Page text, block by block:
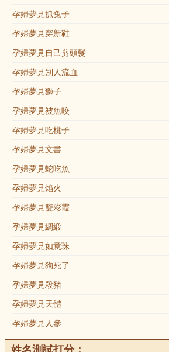
孕婦夢見抓兔子
孕婦夢見穿新鞋
孕婦夢見自己剪頭髮
孕婦夢見別人流血
孕婦夢見獅子
孕婦夢見被魚咬
孕婦夢見吃桃子
孕婦夢見文書
孕婦夢見蛇吃魚
孕婦夢見焰火
孕婦夢見雙彩霞
孕婦夢見綢緞
孕婦夢見如意珠
孕婦夢見狗死了
孕婦夢見殺豬
孕婦夢見天體
孕婦夢見人參
姓名測試打分：